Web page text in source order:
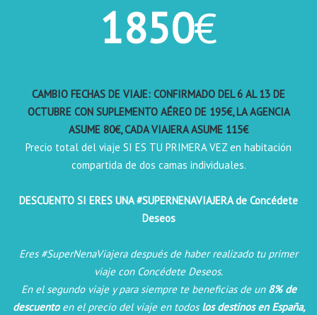
1850€
CAMBIO FECHAS DE VIAJE: CONFIRMADO DEL 6 AL 13 DE
OCTUBRE CON SUPLEMENTO AÉREO DE 195€, LA AGENCIA
ASUME 80€, CADA VIAJERA ASUME 115€
Precio total del viaje SI ES TU PRIMERA VEZ en habitación
compartida de dos camas individuales.
DESCUENTO SI ERES UNA #SUPERNENAVIAJERA de Concédete
Deseos
Eres #SuperNenaViajera después de haber realizado tu primer
viaje con Concédete Deseos.
En el segundo viaje y para siempre te beneficias de un 8% de
descuentoen el precio del viaje en todos los destinos en España,